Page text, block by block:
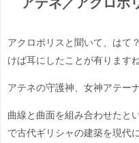
アテネ／アクロポ
アクロポリスと聞いて、はて
けば耳にしたことが有りますね
アテネの守護神、女神アテー
曲線と曲面を組み合わせたと
で古代ギリシャの建築を現代